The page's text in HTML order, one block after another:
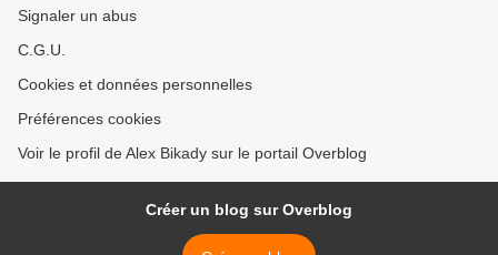
Signaler un abus
C.G.U.
Cookies et données personnelles
Préférences cookies
Voir le profil de Alex Bikady sur le portail Overblog
Créer un blog sur Overblog